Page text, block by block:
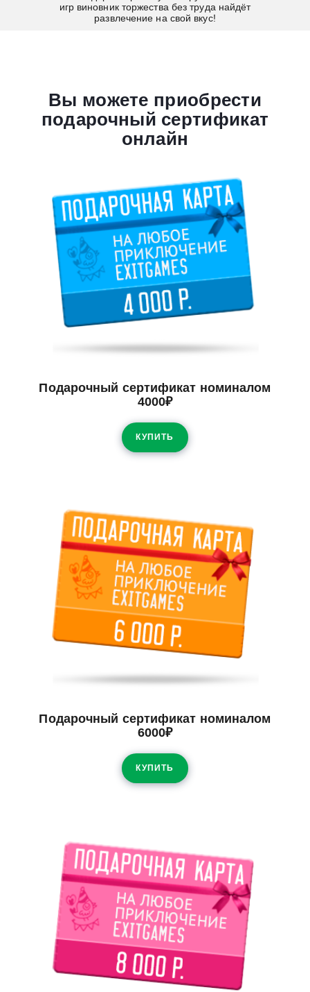
игр виновник торжества без труда найдёт
развлечение на свой вкус!
Вы можете приобрести
подарочный сертификат
онлайн
Подарочный сертификат номиналом
4000₽
КУПИТЬ
Подарочный сертификат номиналом
6000₽
КУПИТЬ